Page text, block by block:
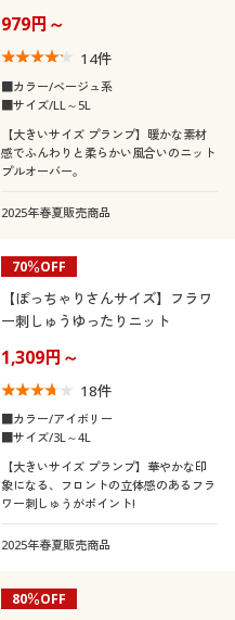
979円～
14件
■カラー/ベージュ系
■サイズ/LL～5L
【大きいサイズ プランプ】暖かな素材
感でふんわりと柔らかい風合いのニット
プルオーバー。
2025年春夏販売商品
70％OFF
【ぽっちゃりさんサイズ】フラワ
ー刺しゅうゆったりニット
1,309円～
18件
■カラー/アイボリー
■サイズ/3L～4L
【大きいサイズ プランプ】華やかな印
象になる、フロントの立体感のあるフラ
ワー刺しゅうがポイント!
2025年春夏販売商品
80％OFF